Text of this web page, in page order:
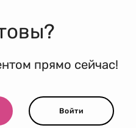
прямо сейчас!
Войти